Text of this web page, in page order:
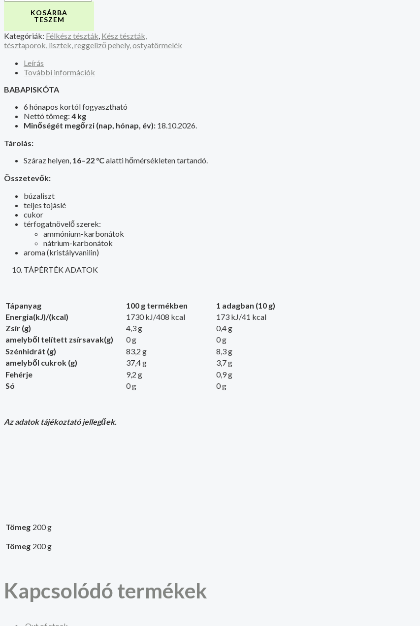
KOSÁRBA
TESZEM
Kategóriák: Félkész tészták, Kész tészták,
tésztaporok, lisztek, reggeliző pehely, ostyatörmelék
Leírás
További információk
BABAPISKÓTA
6 hónapos kortól fogyasztható
Nettó tömeg: 4 kg
Minőségét megőrzi (nap, hónap, év): 18.10.2026.
Tárolás:
Száraz helyen, 16–22 °Calatti hőmérsékleten tartandó.
Összetevők:
búzaliszt
teljes tojáslé
cukor
térfogatnövelő szerek:
ammónium-karbonátok
nátrium-karbonátok
aroma (kristályvanilin)
TÁPÉRTÉK ADATOK
Tápanyag 100 g termékben
1 adagban (10 g)
Energia(kJ)/(kcal)
1730 kJ/408 kcal
173 kJ/41 kcal
Zsír (g)
4,3 g
0,4 g
amelyből telített zsírsavak(g)
0 g
0 g
Szénhidrát (g)
83,2 g
8,3 g
amelyből cukrok (g)
37,4 g
3,7 g
Fehérje
9,2 g
0,9 g
Só
0 g 0 g
Az adatok tájékoztató jellegűek.
Tömeg 200 g
Tömeg 200 g
Kapcsolódó termékek